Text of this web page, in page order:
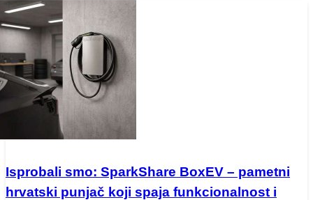
Isprobali smo: SparkShare BoxEV – pametni
hrvatski punjač koji spaja funkcionalnost i